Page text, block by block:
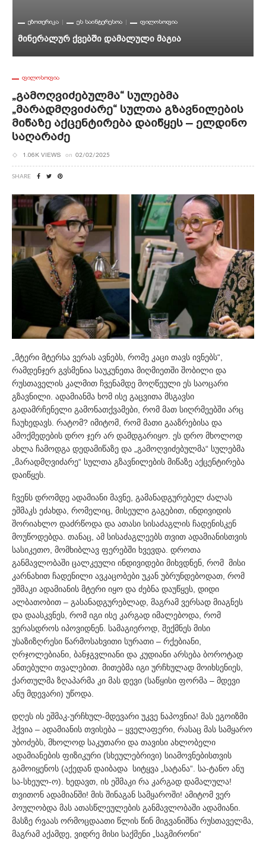
ᲔᲖᲝᲗᲔᲠᲘᲙᲐ ᲔᲡ ᲡᲐᲘᲜᲢᲔᲠᲔᲡᲝᲐ ᲤᲘᲚᲝᲡᲝᲤᲘᲐ
Მინერალურ Ქვებში Დამალული Მაგია
ᲤᲘᲚᲝᲡᲝᲤᲘᲐ
„გამოღვიძებულმა“ Სულებმა
„მარადმღვიძარე“ Სულთა Გზავნილების
Მიწაზე Აქცენტირება Დაიწყეს – Ელდინო
Საღარაძე
1.06K VIEWS on 02/02/2025
SHARE
„მტერი მტერსა ვერას ავნებს, რომე კაცი თავს ივნებს“,
რამდენჯერ გვსმენია საუკუნეთა მიღმიეთში შობილი და
რუსთაველის კალმით ჩვენამდე მოღწეული ეს საოცარი
გზავნილი. ადამიანმა ხომ ისე გაცვითა მსგავსი
გადამრჩენელი გამონათქვამები, რომ მათ სიღრმეებში არც
ჩაუხედავს. რატომ? იმიტომ, რომ მათი გააზრებისა და
ამოქმედების დრო ჯერ არ დამდგარიყო. ეს დრო მხოლოდ
ახლა ჩამოდგა დედამიწაზე და „გამოღვიძებულმა“ სულებმა
„მარადმღვიძარე“ სულთა გზავნილების მიწაზე აქცენტირება
დაიწყეს.
ჩვენს დრომდე ადამიანი მავნე, გამანადგურებელ ძალას
ეშმაკს ეძახდა, რომელიც, მისეული გაგებით, ინდივიდის
შორიახლო დაძრწოდა და ათასი სისაძაგლის ჩადენისკენ
მოუწოდებდა. თანაც, ამ სისაძაგლეებს თვით ადამიანისთვის
სასიკეთო, მომხიბლავ ფერებში ხვევდა. დროთა
განმავლობაში ცალკეული ინდივიდები მიხვდნენ, რომ მისი
კარნახით ჩადენილი ავკაცობები უკან უბრუნდებოდათ, რომ
ეშმაკი ადამიანის მტერი იყო და ძებნა დაუწყეს, დიდი
ალბათობით – გასანადგურებლად, მაგრამ ვერსად მიაგნეს
და დაასკვნეს, რომ იგი ისე კარგად იმალებოდა, რომ
ვერასდროს იპოვიდნენ. სამაგიეროდ, შექმნეს მისი
უსაზიზღრესი წარმოსახვითი სურათი – რქებიანი,
ღრჯოლებიანი, ბანჯგვლიანი და კუდიანი არსება ბოროტად
ანთებული თვალებით. მითებმა იგი ურჩხულად მოიხსენიეს,
ქართულმა ზღაპარმა კი მას დევი (საწყისი ფორმა – მდევი
ანუ მდევარი) უწოდა.
დღეს ის ეშმაკ-ურჩხულ-მდევარი უკვე ნაპოვნია! მას ეგოიზმი
ჰქვია – ადამიანის თვისება – ყველაფერი, რასაც მას სამყარო
უბოძებს, მხოლოდ საკუთარი და თავისი ახლობელი
ადამიანების ფიზიკური (სხეულებრივი) სიამოვნებისთვის
გამოიყენოს (აქედან დაიბადა სიტყვა „სატანა“. სა-ტანო ანუ
სა-სხეულ-ო). ხედავთ, ის ეშმაკი რა კარგად დამალულა!
თვითონ ადამიანში! მის შინაგან სამყაროში! ამიტომ ვერ
პოულობდა მას ათასწლეულების განმავლობაში ადამიანი.
მასზე რვაას ორმოცდაათი წლის წინ მიგვანიშნა რუსთაველმა,
მაგრამ აქამდე, ვიდრე მისი საქმენი „საგმირონი“